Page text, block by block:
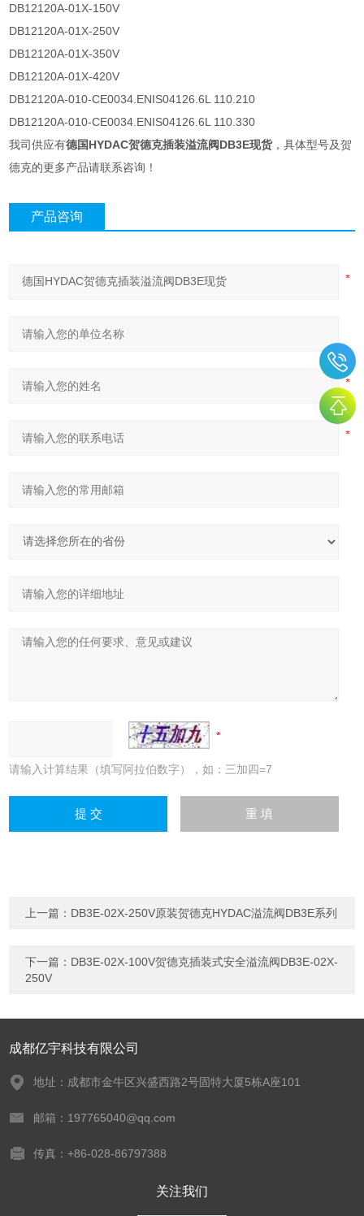
DB12120A-01X-150V
DB12120A-01X-250V
DB12120A-01X-350V
DB12120A-01X-420V
DB12120A-010-CE0034.ENIS04126.6L 110.210
DB12120A-010-CE0034.ENIS04126.6L 110.330
我司供应有德国HYDAC贺德克插装溢流阀DB3E现货，具体型号及贺
德克的更多产品请联系咨询！
产品咨询
请输入计算结果（填写阿拉伯数字），如：三加四=7
上一篇： DB3E-02X-250V原装贺德克HYDAC溢流阀DB3E系列
下一篇： DB3E-02X-100V贺德克插装式安全溢流阀DB3E-02X-
250V
成都亿宇科技有限公司
地址：成都市金牛区兴盛西路2号固特大厦5栋A座101
邮箱：197765040@qq.com
传真：+86-028-86797388
关注我们